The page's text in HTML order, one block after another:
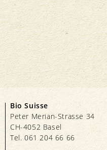
Bio Suisse
Peter Merian-Strasse 34
CH-4052 Basel
Tel. 061 204 66 66